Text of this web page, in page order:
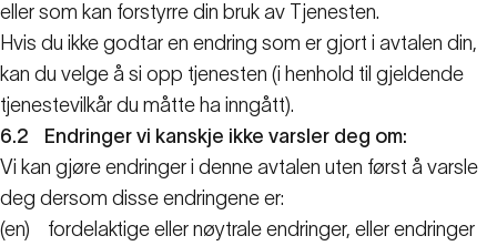
eller som kan forstyrre din bruk av Tjenesten.
Hvis du ikke godtar en endring som er gjort i avtalen din,
kan du velge å si opp tjenesten (i henhold til gjeldende
tjenestevilkår du måtte ha inngått).
6.2
Endringer vi kanskje ikke varsler deg om:
Vi kan gjøre endringer i denne avtalen uten først å varsle
deg dersom disse endringene er:
(en)
fordelaktige eller nøytrale endringer, eller endringer